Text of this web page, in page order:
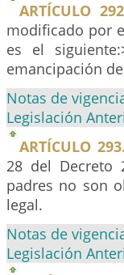
ARTÍCULO
modificado por
es el
emancipación
Notas de
Legislación
ARTÍCULO
28 del Decreto
padres no son
legal.
Notas de
Legislación